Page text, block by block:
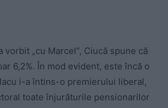
vorbit „cu Marcel”, Ciucă spune că
6,2%. În mod evident, este încă o
i-a întins-o premierului liberal,
toate înjurăturile pensionarilor